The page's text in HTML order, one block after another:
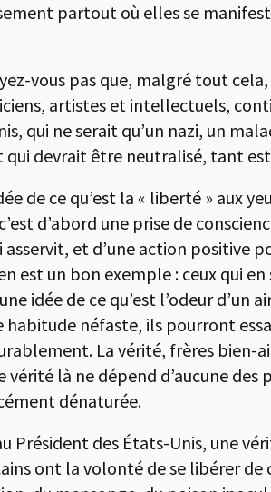
partout où elles se
vous pas que, malgré tout
artistes et intellectuels,
qui ne serait qu’un nazi, un
devrait être neutralisé, tant
de ce qu’est la « liberté » aux
d’abord une prise de
et d’une action positive
est un bon exemple : ceux qui
idée de ce qu’est l’odeur d’un
néfaste, ils pourront
La vérité, frères bien-
là ne dépend d’aucune
dénaturée.
Président des États-Unis, une
ont la volonté de se libérer de